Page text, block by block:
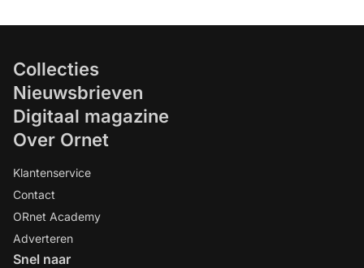
Collecties
Nieuwsbrieven
Digitaal magazine
Over Ornet
Klantenservice
Contact
ORnet Academy
Adverteren
Snel naar